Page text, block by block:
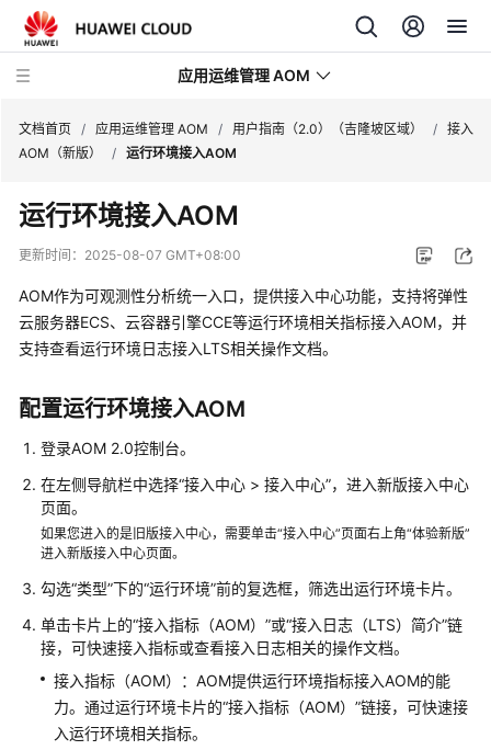
应用运维管理 AOM
最
新
动
产
品
绍
计
说
明
速
入
门
用
指
文档首页 / 应用运维管理 AOM / 用户指南（2.0）（吉隆坡区域） / 接入
AOM（新版）
/ 运行环境接入AOM
运行环境接入AOM
更新时间： 2025-08-07 GMT+08:00
AOM作为可观测性分析统一入口，提供接入中心功能，支持将弹性
云服务器ECS、云容器引擎CCE等运行环境相关指标接入AOM，并
支持查看运行环境日志接入LTS相关操作文档。
配置运行环境接入AOM
登录AOM 2.0控制台。
在左侧导航栏中选择“接入中心 > 接入中心”，进入新版接入中心
页面。
如果您进入的是旧版接入中心，需要单击“接入中心”页面右上角“体验新版”
进入新版接入中心页面。
勾选“类型”下的“运行环境”前的复选框，筛选出运行环境卡片。
单击卡片上的“接入指标（AOM）”或“接入日志（LTS）简介”链
接，可快速接入指标或查看接入日志相关的操作文档。
接入指标（AOM）：AOM提供运行环境指标接入AOM的能
力。通过运行环境卡片的“接入指标（AOM）”链接，可快速接
入运行环境相关指标。